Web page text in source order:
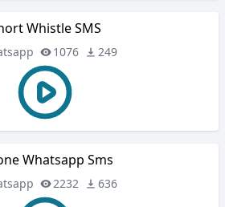
Whistle SMS
1076 249
Whatsapp Sms
2232 636